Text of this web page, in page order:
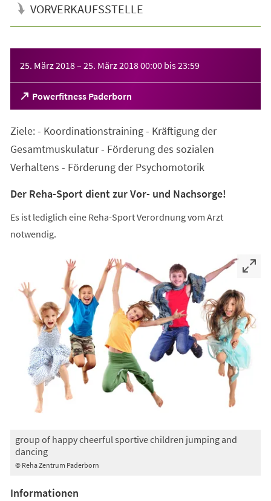
VORVERKAUFSSTELLE
25. März 2018– 25. März 201800:00 bis23:59
Powerfitness Paderborn
(Öffnet
in
neuen
Ziele: - Koordinationstraining - Kräftigung der
Gesamtmuskulatur - Förderung des sozialen
Verhaltens - Förderung der Psychomotorik
Der Reha-Sport dient zur Vor- und Nachsorge!
Es ist lediglich eine Reha-Sport Verordnung vom Arzt
notwendig.
© Reha Zentrum Paderborn
group of happy cheerful sportive children jumping and
dancing
Informationen